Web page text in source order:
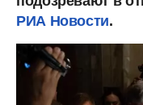
РИА Новости.